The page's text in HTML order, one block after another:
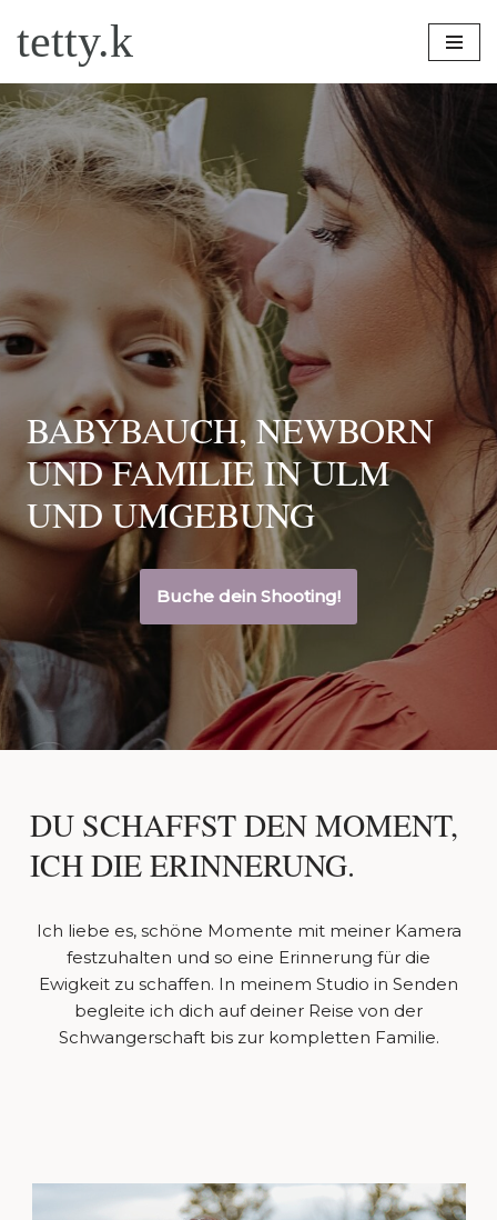
Zum
Inhalt
springen
tetty.k
BABYBAUCH, NEWBORN
UND FAMILIE IN ULM
UND UMGEBUNG
Buche dein Shooting!
DU SCHAFFST DEN MOMENT,
ICH DIE ERINNERUNG.
Ich liebe es, schöne Momente mit meiner Kamera
festzuhalten und so eine Erinnerung für die
Ewigkeit zu schaffen. In meinem Studio in Senden
begleite ich dich auf deiner Reise von der
Schwangerschaft bis zur kompletten Familie.